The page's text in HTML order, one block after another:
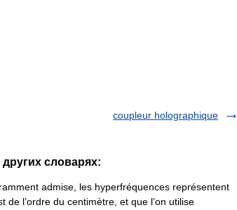
coupleur holographique
словарях:
admise, les hyperfréquences représentent
l’ordre du centimètre, et que l’on utilise